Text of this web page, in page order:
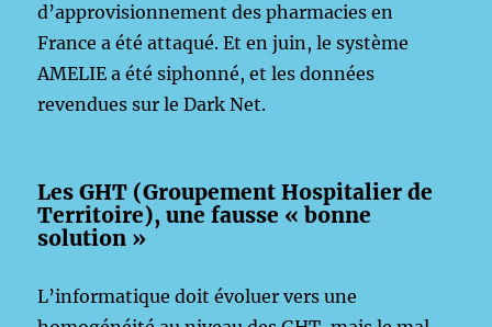
d’approvisionnement des pharmacies en
France a été attaqué. Et en juin, le système
AMELIE a été siphonné, et les données
revendues sur le Dark Net.
Les GHT (Groupement Hospitalier de
Territoire), une fausse « bonne
solution »
L’informatique doit évoluer vers une